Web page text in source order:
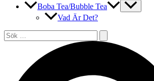
Boba Tea/Bubble Tea
Vad Är Det?
Sök
efter: